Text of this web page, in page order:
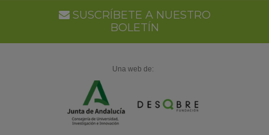
SUSCRÍBETE A NUESTRO
BOLETÍN
Una web de: